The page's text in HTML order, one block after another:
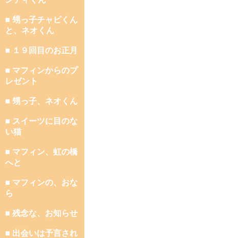
■ 甥っ子チャビくん
と、ネオくん
■ １９回目のお正月
■ マフィンからのプ
レゼント
■ 甥っ子、ネオくん
■ スイーツに目のな
い猫
■ マフィン、虹の橋
へと
■ マフィンの、おな
ら
■ 残念な、お知らせ
■ 出会いは予言され